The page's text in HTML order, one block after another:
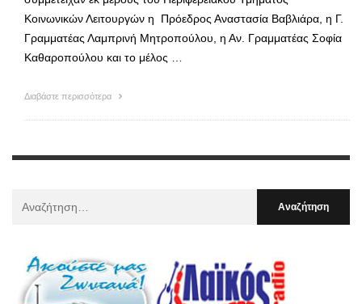
Κοινωνικών Λειτουργών η Πρόεδρος Αναστασία Βαβλιάρα, η Γ.
Γραμματέας Λαμπρινή Μητροπούλου, η Αν. Γραμματέας Σοφία
Καθαροπούλου και το μέλος …
Διαβάστε περισσότερα